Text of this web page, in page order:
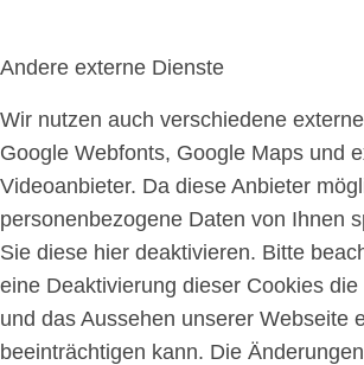
Andere externe Dienste
Wir nutzen auch verschiedene
Google Webfonts, Google Maps und
Videoanbieter. Da diese Anbieter
personenbezogene Daten von Ihnen
Sie diese hier deaktivieren. Bitte
eine Deaktivierung dieser Cookies
und das Aussehen unserer Webseite
beeinträchtigen kann. Die